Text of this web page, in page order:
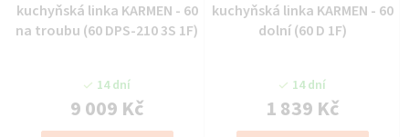
kuchyňská linka KARMEN - 60
na troubu (60 DPS-210 3S 1F)
14 dní
9 009 Kč
kuchyňská linka KARMEN - 60
dolní (60 D 1F)
14 dní
1 839 Kč